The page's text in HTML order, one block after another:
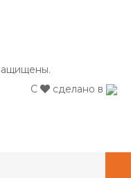
С
сделано в